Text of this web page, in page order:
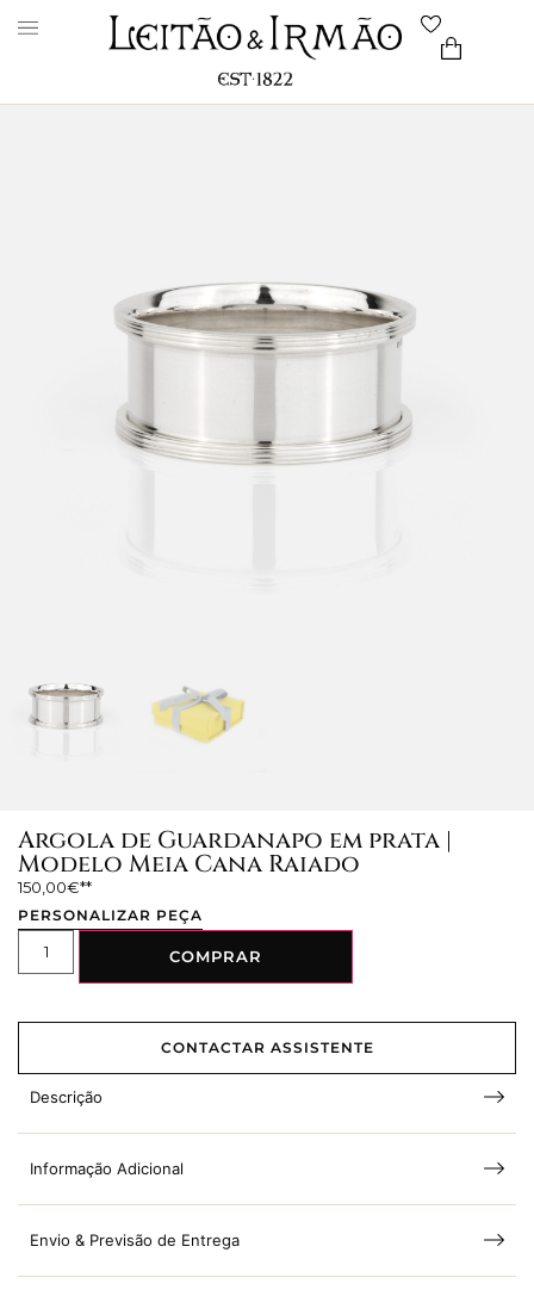
Argola de Guardanapo em prata |
Modelo Meia Cana Raiado
150,00€
PERSONALIZAR PEÇA
COMPRAR
CONTACTAR ASSISTENTE
Descrição
Informação Adicional
Envio & Previsão de Entrega